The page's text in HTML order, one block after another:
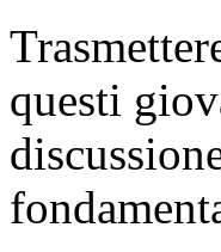
questi